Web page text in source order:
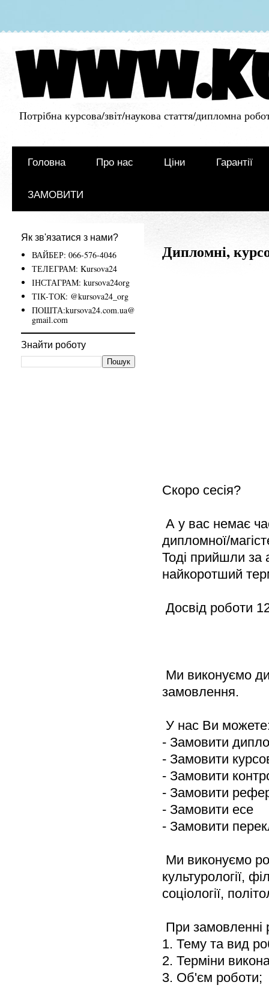
Потрібна курсова/звіт/наукова стаття/дипломна
Головна Про нас Ціни Гарантії
ЗАМОВИТИ
Дипломні,
Скоро сесія?
А у вас немає
дипломної/
Тоді прийшли
найкоротший
Досвід роботи
Ми виконуємо
замовлення.
У нас Ви
- Замовити
- Замовити
- Замовити
- Замовити
- Замовити есе
- Замовити
Ми виконуємо
культурології,
соціології,
При замовленні
1. Тему та вид
2. Терміни
3. Об'єм роботи;
Як зв'язатися з нами?
ВАЙБЕР: 066-576-4046
ТЕЛЕГРАМ: Kursova24
ІНСТАГРАМ: kursova24org
ТІК-ТОК: @kursova24_org
ПОШТА:kursova24.com.ua@
gmail.com
Знайти роботу